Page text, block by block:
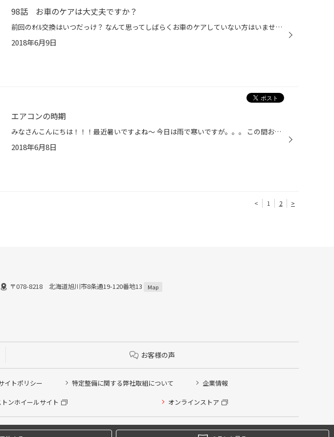
98話 お車のケアは大丈夫ですか？
前回のｵｲﾙ交換はいつだっけ？ なんて思ってしばらくお車のケアしていない方はいませんか？？ オイルが汚れたり、量が足りなかったりするとお車の性能を下げたり、 故障の原因にもなります。 当店では工賃もコミコミでとってもお得にオイル交換が出来ます！！ タイヤ館でオイル交換出来るんだ！って...
2018年6月9日
エアコンの時期
みなさんこんにちは！！！最近暑いですよね～ 今日は雨で寒いですが。。。 この間お祭りに行ってきました！！！ 久々に楽しかったです＾＾ さて、これからはエアコンを付ける季節になります。 ﾊﾞｯﾃﾘｰ大丈夫ですか？？？ 古いバッテリーとかだったら、出かけ先とかで上がっちゃうかも？！ その前に、...
2018年6月8日
< 1 2 >
〒078-8218 北海道旭川市8条通19-120番地13 Map
お客様の声
イトポリシー 特定整備に関する弊社取組について 企業情報
ンホイールサイト オンラインストア
Co.,Ltd. All rights Reserved.
選択ください